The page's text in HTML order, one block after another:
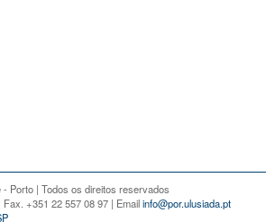
Porto | Todos os direitos reservados
+351 22 557 08 97 | Emailinfo@por.ulusiada.pt